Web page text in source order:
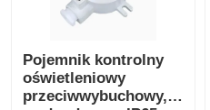
Pojemnik kontrolny
oświetleniowy
przeciwwybuchowy,